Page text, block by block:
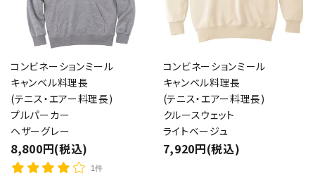
コンビネーションミール
キャンベル料理長
(テニス・エアー料理長)
プルパーカー
ヘザーグレー
8,800円(税込)
1件
コンビネーションミール
キャンベル料理長
(テニス・エアー料理長)
クルースウェット
ライトベージュ
7,920円(税込)